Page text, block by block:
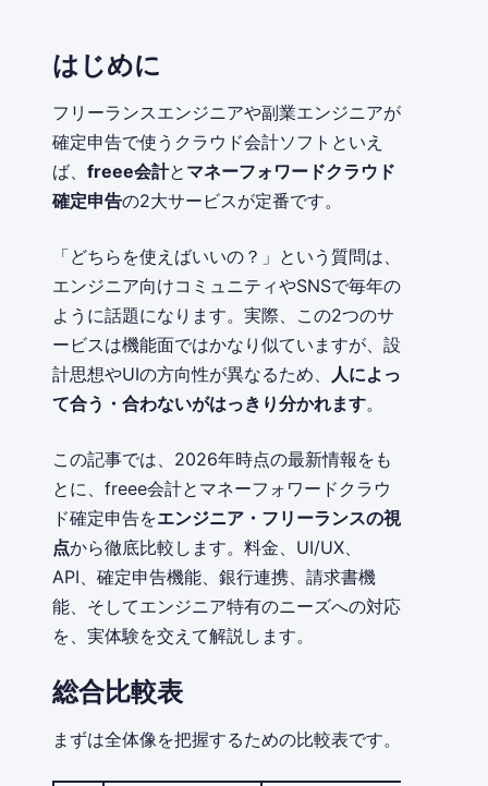
はじめに
フリーランスエンジニアや副業エンジニアが
確定申告で使うクラウド会計ソフトといえ
ば、 freee会計と マネーフォワードクラウド
確定申告の2大サービスが定番です。
「どちらを使えばいいの？」という質問は、
エンジニア向けコミュニティやSNSで毎年の
ように話題になります。実際、この2つのサ
ービスは機能面ではかなり似ていますが、設
計思想やUIの方向性が異なるため、 人によっ
て合う・合わないがはっきり分かれます。
この記事では、2026年時点の最新情報をも
とに、freee会計とマネーフォワードクラウ
ド確定申告をエンジニア・フリーランスの視
点から徹底比較します。料金、UI/UX、
API、確定申告機能、銀行連携、請求書機
能、そしてエンジニア特有のニーズへの対応
を、実体験を交えて解説します。
総合比較表
まずは全体像を把握するための比較表です。